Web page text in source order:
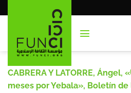
al
CABRERA Y LATORRE, Ángel,
meses por Yebala», Boletín